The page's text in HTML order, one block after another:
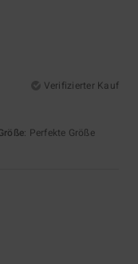
Verifizierter Kauf
: Perfekte Größe